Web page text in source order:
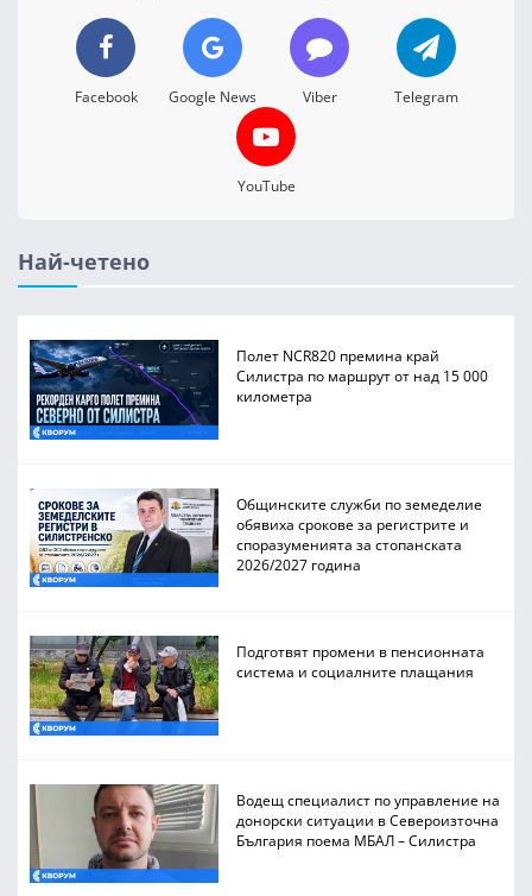
Facebook Google News Viber Telegram
YouTube
Най-четено
Полет NCR820 премина край
Силистра по маршрут от над 15 000
километра
Общинските служби по земеделие
обявиха срокове за регистрите и
споразуменията за стопанската
2026/2027 година
Подготвят промени в пенсионната
система и социалните плащания
Водещ специалист по управление на
донорски ситуации в Североизточна
България поема МБАЛ – Силистра